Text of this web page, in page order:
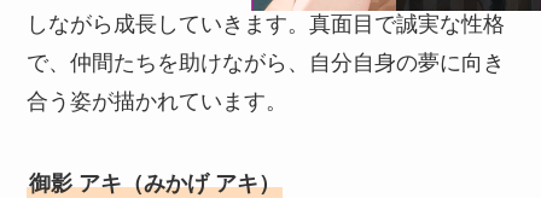
しながら成長していきます。真面目で誠実な性格
で、仲間たちを助けながら、自分自身の夢に向き
合う姿が描かれています。
御影 アキ（みかげ アキ）